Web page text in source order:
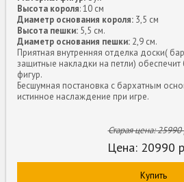
Высота короля: 10 см
Диаметр основания короля: 3,5 см
Высота пешки: 5,5 см.
Диаметр основания пешки: 2,9 см.
Приятная внутренняя отделка доски(
защитные накладки на петли)
фигур.
Бесшумная постановка с бархатным
истинное наслаждение при игре.
Старая цена:25990
Цена: 20990
Купить